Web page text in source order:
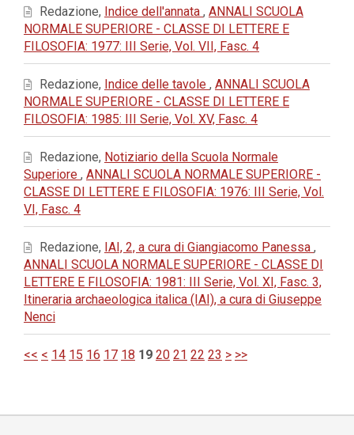
Redazione, Indice dell'annata , ANNALI SCUOLA
NORMALE SUPERIORE - CLASSE DI LETTERE E
FILOSOFIA: 1977: III Serie, Vol. VII, Fasc. 4
Redazione, Indice delle tavole , ANNALI SCUOLA
NORMALE SUPERIORE - CLASSE DI LETTERE E
FILOSOFIA: 1985: III Serie, Vol. XV, Fasc. 4
Redazione, Notiziario della Scuola Normale
Superiore , ANNALI SCUOLA NORMALE SUPERIORE -
CLASSE DI LETTERE E FILOSOFIA: 1976: III Serie, Vol.
VI, Fasc. 4
Redazione, IAI, 2, a cura di Giangiacomo Panessa ,
ANNALI SCUOLA NORMALE SUPERIORE - CLASSE DI
LETTERE E FILOSOFIA: 1981: III Serie, Vol. XI, Fasc. 3,
Itineraria archaeologica italica (IAI), a cura di Giuseppe
Nenci
<< < 14 15 16 17 18 19 20 21 22 23 > >>